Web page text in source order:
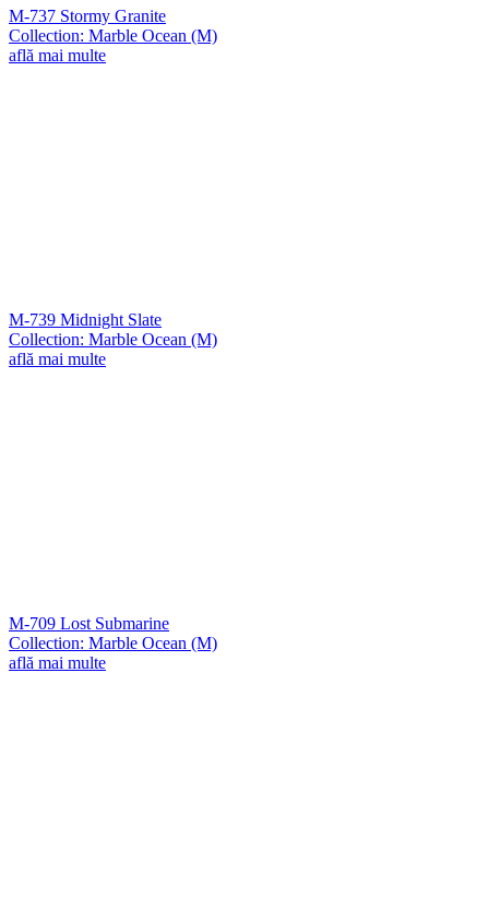
M-737 Stormy Granite
Collection: Marble Ocean (M)
află mai multe
M-739 Midnight Slate
Collection: Marble Ocean (M)
află mai multe
M-709 Lost Submarine
Collection: Marble Ocean (M)
află mai multe